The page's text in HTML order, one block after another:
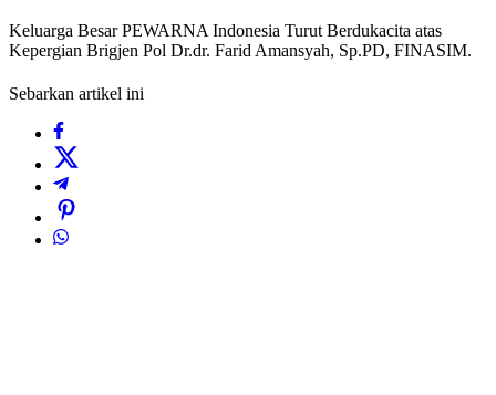
Keluarga Besar PEWARNA Indonesia Turut Berdukacita atas
Kepergian Brigjen Pol Dr.dr. Farid Amansyah, Sp.PD, FINASIM.
Sebarkan artikel ini